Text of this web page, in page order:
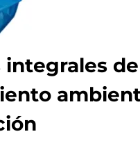
integrales de